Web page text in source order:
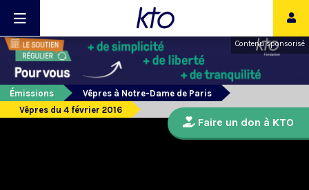
Contenu sponsorisé
Émissions
Vêpres à Notre-Dame de Paris
Vêpres du 4 février 2016
Faire un don à KTO